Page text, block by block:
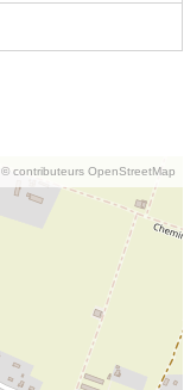
© contributeurs OpenStreetMap